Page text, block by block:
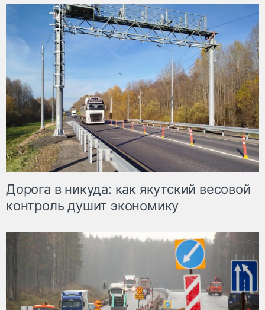
Дорога в никуда: как якутский весовой
контроль душит экономику